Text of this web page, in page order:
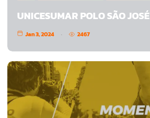
UNICESUMAR POLO SÃO JOSÉ
Jan 3, 2024 2467